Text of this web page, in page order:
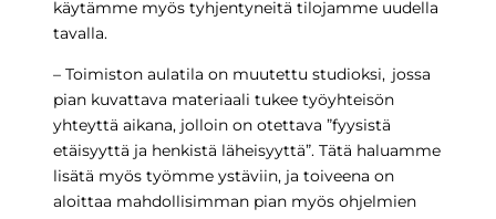
käytämme myös tyhjentyneitä tilojamme uudella
tavalla.
– Toimiston aulatila on muutettu studioksi, jossa
pian kuvattava materiaali tukee työyhteisön
yhteyttä aikana, jolloin on otettava ”fyysistä
etäisyyttä ja henkistä läheisyyttä”. Tätä haluamme
lisätä myös työmme ystäviin, ja toiveena on
aloittaa mahdollisimman pian myös ohjelmien